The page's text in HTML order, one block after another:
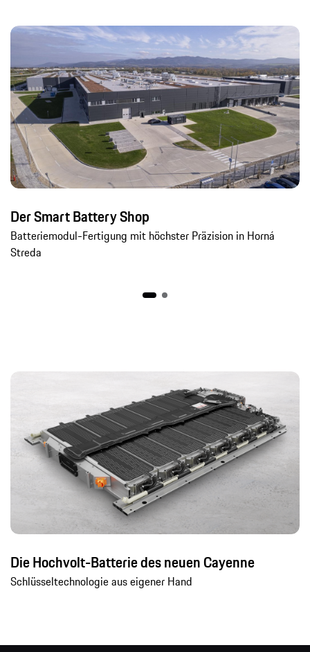
Der Smart Battery Shop
Batteriemodul-Fertigung mit höchster Präzision in Horná
Streda
Die Hochvolt-Batterie des neuen Cayenne
Schlüsseltechnologie aus eigener Hand